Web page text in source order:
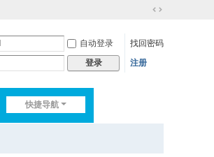
到
自动登录
找回密码
登录 注册
快捷导航